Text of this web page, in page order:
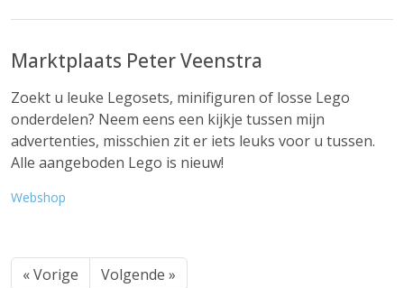
Marktplaats Peter Veenstra
Zoekt u leuke Legosets, minifiguren of losse Lego
onderdelen? Neem eens een kijkje tussen mijn
advertenties, misschien zit er iets leuks voor u tussen.
Alle aangeboden Lego is nieuw!
Webshop
« Vorige Volgende »